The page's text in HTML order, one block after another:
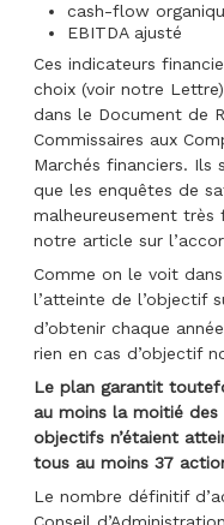
cash-flow
EBITDA ajusté
Ces indicateurs
choix (voir notre
dans le Document de
Commissaires aux
Marchés financiers.
que les enquêtes de
malheureusement très
notre article sur
Comme on le voit
l’atteinte de l’objectif
d’obtenir chaque
rien en cas d’objectif
Le plan garantit
au moins la moitié
objectifs n’étaient
tous au moins 37
Le nombre définitif
Conseil